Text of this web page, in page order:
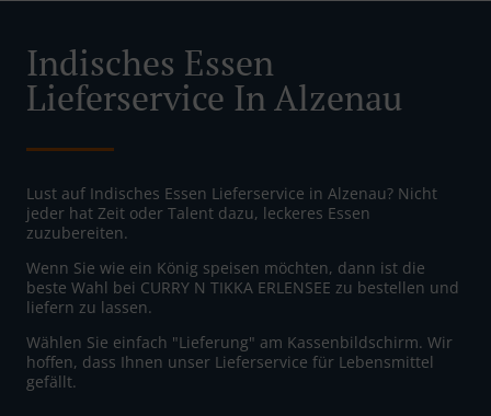
Indisches Essen
Lieferservice In Alzenau
Lust auf Indisches Essen Lieferservice in Alzenau? Nicht
jeder hat Zeit oder Talent dazu, leckeres Essen
zuzubereiten.
Wenn Sie wie ein König speisen möchten, dann ist die
beste Wahl bei CURRY N TIKKA ERLENSEE zu bestellen und
liefern zu lassen.
Wählen Sie einfach "Lieferung" am Kassenbildschirm. Wir
hoffen, dass Ihnen unser Lieferservice für Lebensmittel
gefällt.